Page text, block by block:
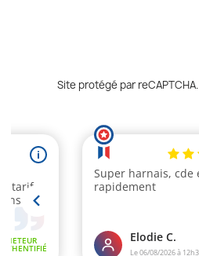
Site protégé par reCAPTCHA.